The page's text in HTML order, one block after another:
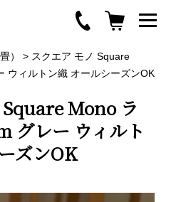
） > スクエア モノ Square
ウィルトン織 オールシーズンOK
Mono ラ
グレー ウィルト
ズンOK